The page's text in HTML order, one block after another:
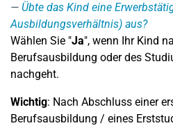
Übte das Kind eine
Ausbildungsverhältnis) aus?
Wählen Sie "Ja", wenn Ihr Kind
Berufsausbildung oder des
nachgeht.
Wichtig: Nach Abschluss einer
Berufsausbildung / eines